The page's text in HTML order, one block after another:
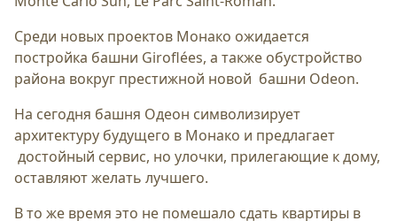
Cреди новых проектов Монако ожидается
постройка башни Giroflées, а также обустройство
района вокруг престижной новой башни Odeon.
На сегодня башня Одеон символизирует
архитектуру будущего в Монако и предлагает
достойный сервис, но улочки, прилегающие к дому,
оставляют желать лучшего.
В то же время это не помешало сдать квартиры в